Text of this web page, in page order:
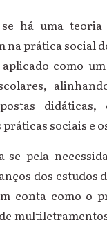
há uma
na prática social
como
sociais e
se pela
dos
conta como o